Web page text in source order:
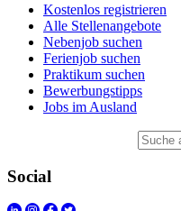
Kostenlos registrieren
Alle Stellenangebote
Nebenjob suchen
Ferienjob suchen
Praktikum suchen
Bewerbungstipps
Jobs im Ausland
Social